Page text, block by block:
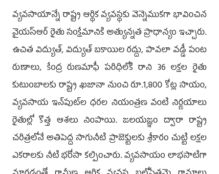
వ్యవసాయాన్నే రాష్ట్ర ఆర్థిక వ్యవస్థకు వెన్నెముకగా భావించిన
వైయ‌స్ఆర్ రైతు సంక్షేమానికి అత్యున్నత ప్రాధాన్యం ఇచ్చారు.
ఉచిత విద్యుత్, విద్యుత్ బకాయిల రద్దు, పావలా వడ్డీ పంట
రుణాలు, కేంద్ర రుణమాఫీ పరిధిలోకి రాని 36 లక్షల రైతు
కుటుంబాలకు రాష్ట్ర ఖజానా నుంచి రూ.1,800 కోట్ల సాయం,
వ్యవసాయ ఇన్‌పుట్‌ల ధరల నియంత్రణ వంటి నిర్ణయాలు
రైతుల్లో కొత్త ఆశలు నింపాయి. జలయజ్ఞం ద్వారా రాష్ట్ర
చరిత్రలోనే అతిపెద్ద సాగునీటి ప్రాజెక్టులకు శ్రీకారం చుట్టి లక్షల
ఎకరాలకు నీటి భరోసా కల్పించారు. వ్యవసాయం లాభసాటిగా